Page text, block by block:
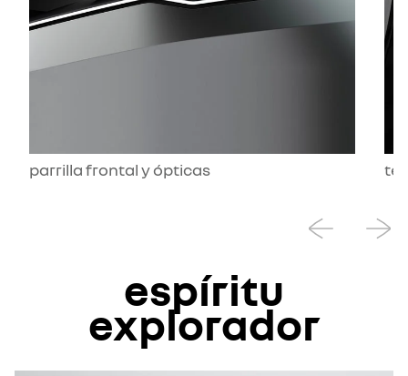
parrilla frontal y ópticas
espíritu
explorador